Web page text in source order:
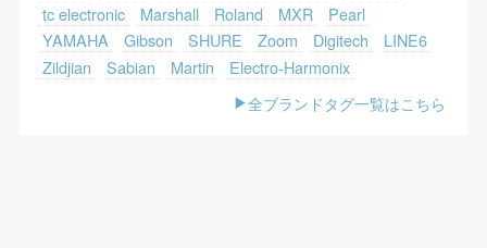
tc electronic
Marshall Roland MXR
Pearl
YAMAHA
Gibson SHURE Zoom Digitech
LINE6
Zildjian
Sabian Martin
Electro-Harmonix
全ブランドタグ一覧はこちら